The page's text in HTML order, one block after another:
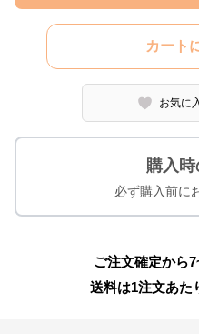
カート
お気に
購入
必ず購入前に
ご注文確定から
送料は1注文あた